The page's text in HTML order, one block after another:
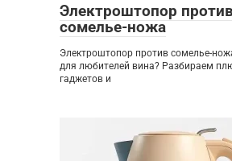
Электроштопор против
сомелье-ножа
Электроштопор против сомелье-
для любителей вина? Разбираем
гаджетов и